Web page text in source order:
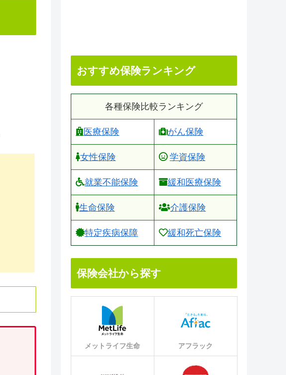
おすすめ保険ランキング
各種保険比較ランキング
医療保険 がん保険
女性保険 学資保険
就業不能保険 緩和医療保険
生命保険 介護保険
特定疾病保障 緩和死亡保険
保険会社から探す
メットライフ生命 アフラック